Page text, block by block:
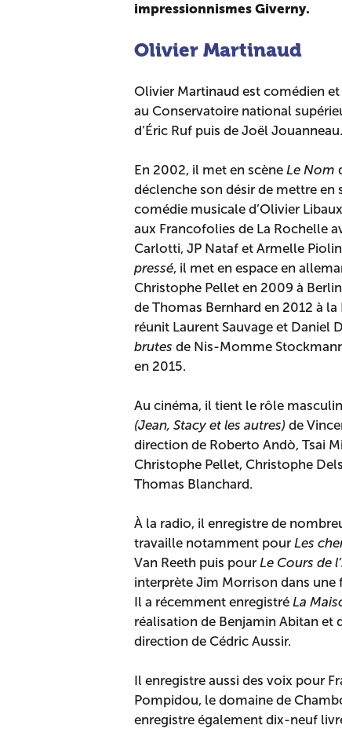
impressionnismes Giverny.
Olivier Martinaud
Olivier Martinaud est comédien
au Conservatoire national
d’Éric Ruf puis de Joël Jouanneau.
En 2002, il met en scène Le Nom
déclenche son désir de mettre en
comédie musicale d’Olivier Libaux
aux Francofolies de La Rochelle
Carlotti, JP Nataf et Armelle
pressé, il met en espace en
Christophe Pellet en 2009 à
de Thomas Bernhard en 2012 à
réunit Laurent Sauvage et Daniel
brutes de Nis-Momme
en 2015.
Au cinéma, il tient le rôle
(Jean, Stacy et les autres) de
direction de Roberto Andò, Tsai
Christophe Pellet, Christophe
Thomas Blanchard.
À la radio, il enregistre de
travaille notamment pour Les
Van Reeth puis pour Le Cours de
interprète Jim Morrison dans une
Il a récemment enregistré La
réalisation de Benjamin Abitan et
direction de Cédric Aussir.
Il enregistre aussi des voix pour
Pompidou, le domaine de
enregistre également dix-neuf